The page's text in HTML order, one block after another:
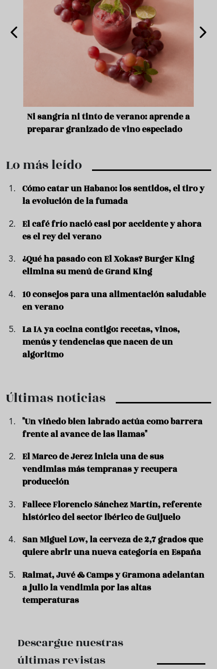
Ni sangría ni tinto de verano: aprende a
preparar granizado de vino especiado
Lo más leído
Cómo catar un Habano: los sentidos, el tiro y
la evolución de la fumada
El café frío nació casi por accidente y ahora
es el rey del verano
¿Qué ha pasado con El Xokas? Burger King
elimina su menú de Grand King
10 consejos para una alimentación saludable
en verano
La IA ya cocina contigo: recetas, vinos,
menús y tendencias que nacen de un
algoritmo
Últimas noticias
"Un viñedo bien labrado actúa como barrera
frente al avance de las llamas"
El Marco de Jerez inicia una de sus
vendimias más tempranas y recupera
producción
Fallece Florencio Sánchez Martín, referente
histórico del sector ibérico de Guijuelo
San Miguel Low, la cerveza de 2,7 grados que
quiere abrir una nueva categoría en España
Raimat, Juvé & Camps y Gramona adelantan
a julio la vendimia por las altas
temperaturas
Descargue nuestras
últimas revistas